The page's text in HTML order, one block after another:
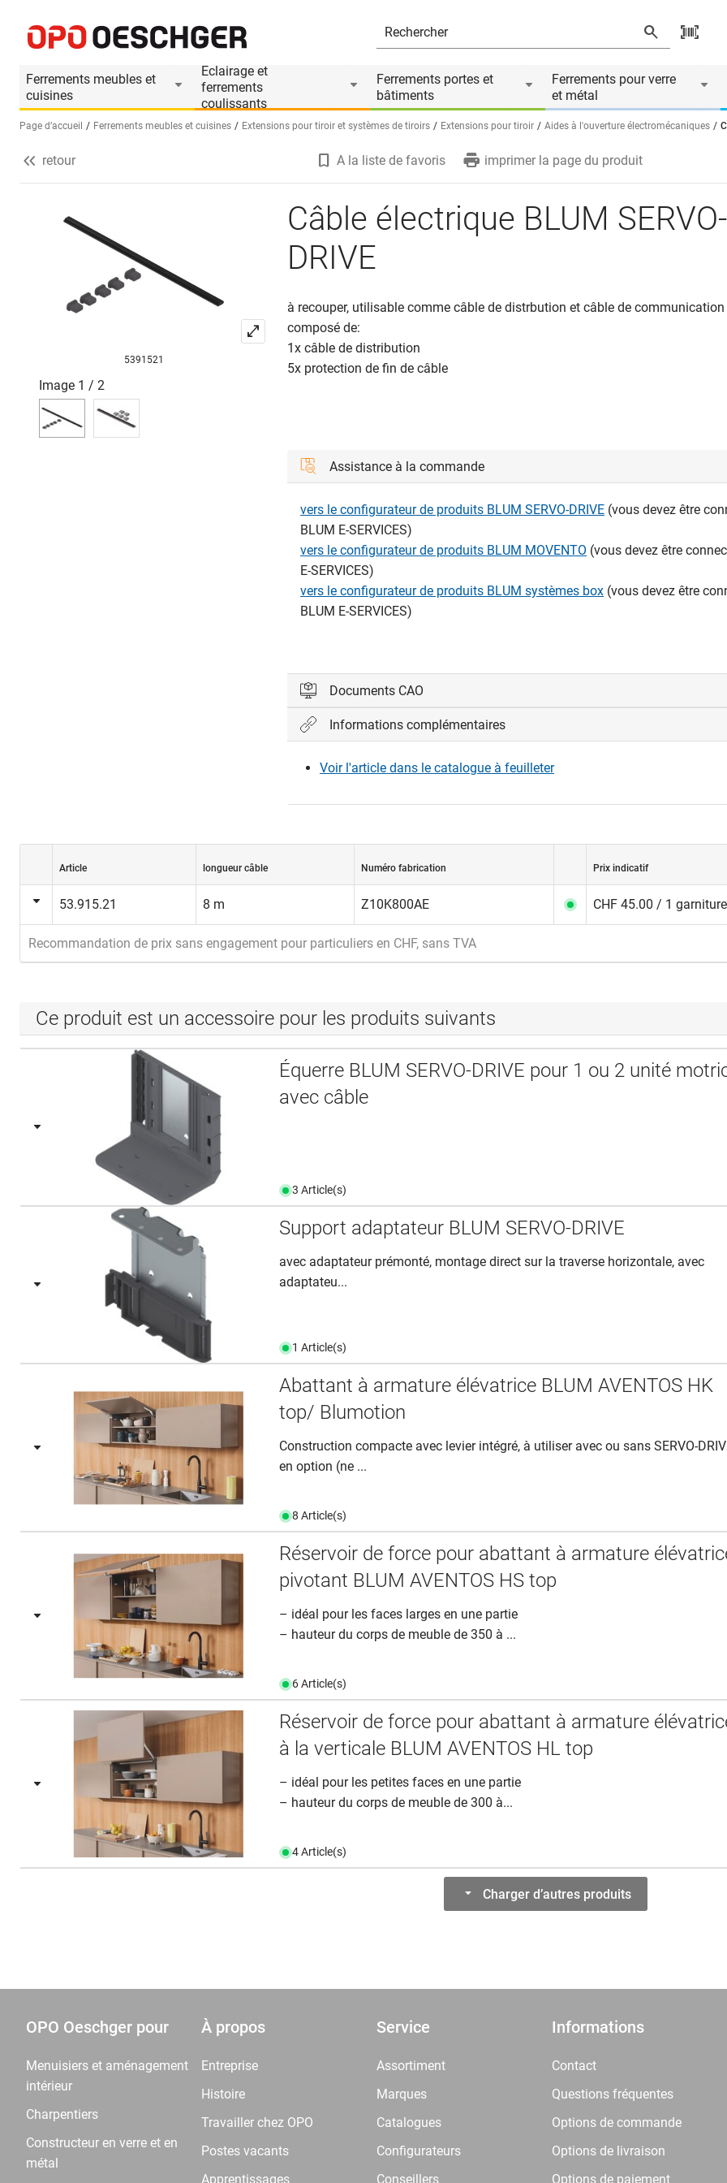
Ferrements meubles et
cuisines
Eclairage et
ferrements
coulissants
Ferrements portes et
bâtiments
Ferrements pour verre
et métal
Sélectionnez une langue (FR)
Page d’accueil Ferrements meubles et cuisines Extensions pour tiroir et systèmes de tiroirs Extensions pour tiroir Aides à l'ouverture électromécaniques
Informations produit
Le produit est accessoire de
retour A la liste de favoris imprimer la page du produit
5391521
Image 1 / 2
Câble électrique BLUM SERVO-
DRIVE
à recouper, utilisable comme câble de distrbution et câble de communication
composé de:
1x câble de distribution
5x protection de fin de câble
Assistance à la commande
vers le configurateur de produits BLUM SERVO-DRIVE (vous devez être
BLUM E-SERVICES)
vers le configurateur de produits BLUM MOVENTO (vous devez être
E-SERVICES)
vers le configurateur de produits BLUM systèmes box (vous devez être
BLUM E-SERVICES)
Documents CAO
Veuillez vous connecter pour afficher et télécharger les fichiers CAD.
Informations complémentaires
Voir l'article dans le catalogue à feuilleter
Article longueur câble Numéro fabrication Prix indicatif
53.915.21 8 m Z10K800AE CHF 45.00 / 1 garniture
Recommandation de prix sans engagement pour particuliers en CHF, sans TVA
Ce produit est un accessoire pour les produits suivants
Équerre BLUM SERVO-DRIVE pour 1 ou 2 unité
avec câble
3 Article(s)
Support adaptateur BLUM SERVO-DRIVE
avec adaptateur prémonté, montage direct sur la traverse horizontale, avec
adaptateu...
1 Article(s)
Abattant à armature élévatrice BLUM AVENTOS HK
top/ Blumotion
Construction compacte avec levier intégré, à utiliser avec ou sans SERVO-
en option (ne ...
8 Article(s)
Réservoir de force pour abattant à armature
pivotant BLUM AVENTOS HS top
– idéal pour les faces larges en une partie
– hauteur du corps de meuble de 350 à ...
6 Article(s)
Réservoir de force pour abattant à armature
à la verticale BLUM AVENTOS HL top
– idéal pour les petites faces en une partie
– hauteur du corps de meuble de 300 à...
4 Article(s)
Charger d’autres produits
OPO Oeschger pour
Menuisiers et aménagement
intérieur
Charpentiers
Constructeur en verre et en
métal
À propos
Entreprise
Histoire
Travailler chez OPO
Postes vacants
Apprentissages
Service
Assortiment
Marques
Catalogues
Configurateurs
Conseillers
Informations
Contact
Questions fréquentes
Options de commande
Options de livraison
Options de paiement